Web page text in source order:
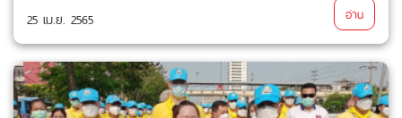
25 เม.ย. 2565 อ่าน